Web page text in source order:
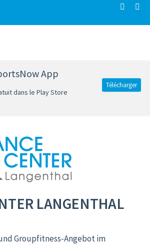
App
dans le Play Store
Télécharger
LANGENTHAL
Groupfitness-Angebot im